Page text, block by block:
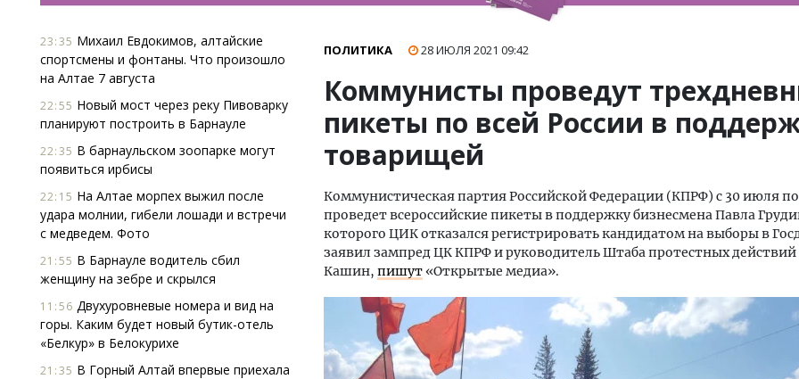
23:35 Михаил Евдокимов, алтайские
спортсмены и фонтаны. Что произошло
на Алтае 7 августа
22:55 Новый мост через реку Пивоварку
планируют построить в Барнауле
22:35 В барнаульском зоопарке могут
появиться ирбисы
22:15 На Алтае морпех выжил после
удара молнии, гибели лошади и встречи
с медведем. Фото
21:55 В Барнауле водитель сбил
женщину на зебре и скрылся
11:56 Двухуровневые номера и вид на
горы. Каким будет новый бутик-отель
«Белкур» в Белокурихе
21:35 В Горный Алтай впервые приехала
ПОЛИТИКА 28 ИЮЛЯ 2021 09:42
Коммунисты проведут
пикеты по всей России в
товарищей
Коммунистическая партия Российской Федерации (КПРФ) с 30 июля по
проведет всероссийские пикеты в поддержку бизнесмена Павла
которого ЦИК отказался регистрировать кандидатом на выборы в
заявил зампред ЦК КПРФ и руководитель Штаба протестных
Кашин, пишут«Открытые медиа».